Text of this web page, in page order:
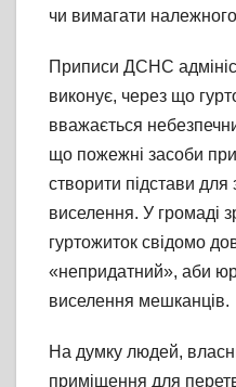
чи вимагати
Приписи ДСНС
виконує, через що
вважається
що пожежні засоби
створити підстави для
виселення. У громаді
гуртожиток свідомо
«непридатний», аби
виселення мешканців.
На думку людей,
приміщення для